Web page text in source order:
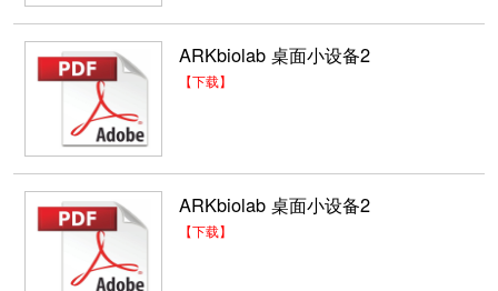
ARKbiolab 桌面小设备2
【下载】
ARKbiolab 桌面小设备2
【下载】